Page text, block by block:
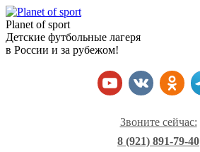
Planet of sport
Детские футбольные лагеря
в России и за рубежом!
Звоните сейчас:
8 (921) 891-79-40